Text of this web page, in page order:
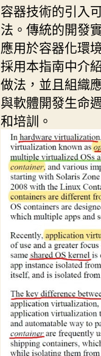
容器技術的引入
法。傳統的開發
應用於容器化環
採用本指南中介
做法，並且組織
與軟體開發生命
和培訓。